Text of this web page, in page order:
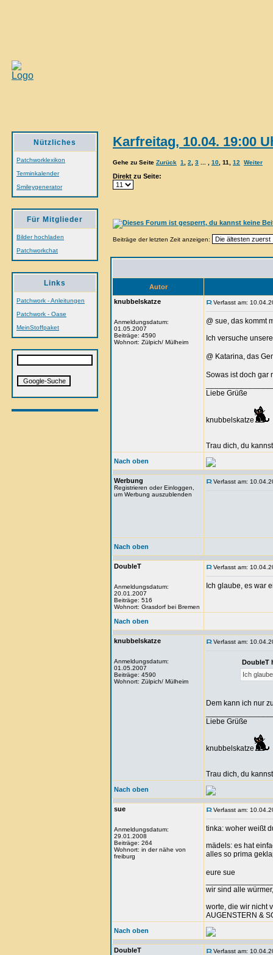
Nützliches
Patchworklexikon
Terminkalender
Smileygenerator
Für Mitglieder
Bilder hochladen
Patchworkchat
Links
Patchwork - Anleitungen
Patchwork - Oase
MeinStoffpaket
Karfreitag, 10.04. 19:00
Gehe zu Seite Zurück 1 2 3 10 11 12 Weiter
Direkt zu Seite:
Beiträge der letzten Zeit anzeigen:
Autor
knubbelskatze
Anmeldungsdatum:
01.05.2007
Beiträge: 4590
Wohnort: Zülpich/ Mülheim
Verfasst am:
@ sue, das kommt
Ich versuche
@ Katarina, das
Sowas ist doch gar
Liebe Grüße
knubbelskatze
Trau dich, du
Nach oben
Werbung
Registrieren oder Einloggen,
um Werbung auszublenden
Verfasst am:
Nach oben
DoubleT
Anmeldungsdatum:
20.01.2007
Beiträge: 516
Wohnort: Grasdorf bei Bremen
Verfasst am:
Ich glaube, es war
Nach oben
knubbelskatze
Anmeldungsdatum:
01.05.2007
Beiträge: 4590
Wohnort: Zülpich/ Mülheim
Verfasst am:
DoubleT
Ich
Dem kann ich nur
Liebe Grüße
knubbelskatze
Trau dich, du
Nach oben
sue
Anmeldungsdatum:
29.01.2008
Beiträge: 264
Wohnort: in der nähe von
freiburg
Verfasst am:
tinka: woher weißt
mädels: es hat
alles so prima
eure sue
wir sind alle
worte, die wir nicht
AUGENSTERN &
Nach oben
DoubleT Verfasst am: